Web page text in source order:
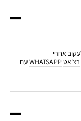
בצ'אטWHATSAPPעם